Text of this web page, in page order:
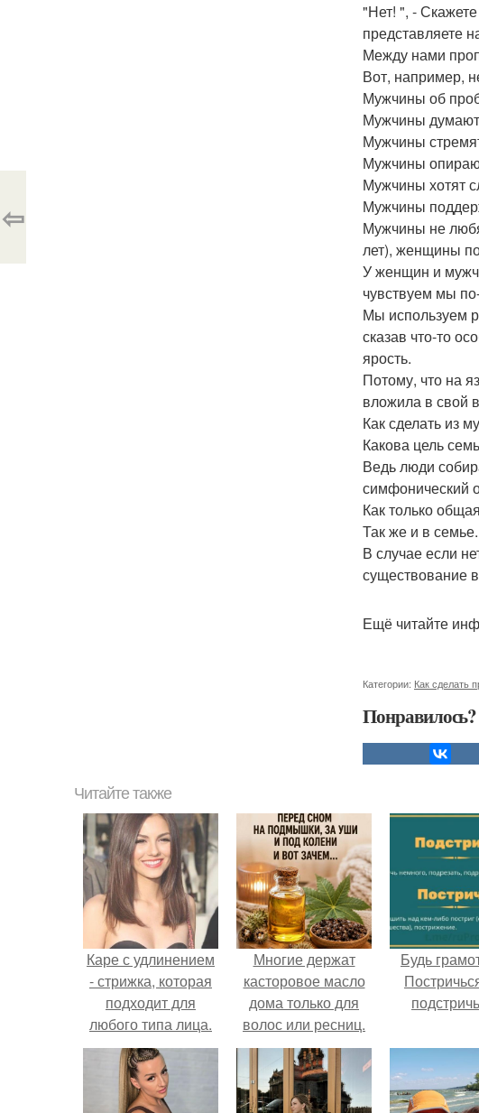
"Нет! ", -
представляете
Между нами
Вот, например,
Мужчины об
Мужчины
Мужчины
Мужчины
Мужчины хотят
Мужчины
Мужчины не
лет), женщины
У женщин и
чувствуем мы
Мы используем
сказав что-то
ярость.
Потому, что на
вложила в свой
Как сделать из
Какова цель
Ведь люди
симфонический
Как только
Так же и в семье.
В случае если
существование
Ещё читайте
Категории: Как сделать
Понравилось?
⇦
Читайте также
Каре с удлинением
- стрижка, которая
подходит для
любого типа лица.
Многие держат
касторовое масло
дома только для
волос или ресниц.
Будь